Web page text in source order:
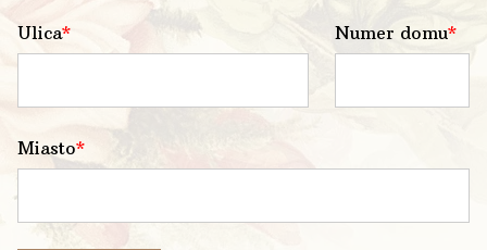
Ulica Numer domu
Miasto